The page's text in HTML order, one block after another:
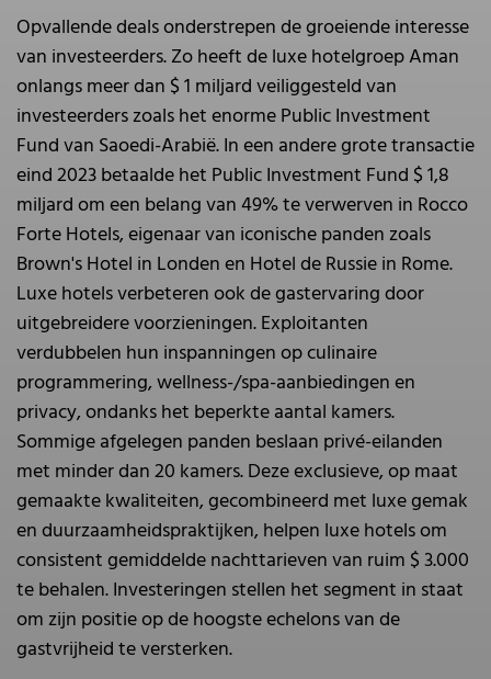
Opvallende deals onderstrepen de groeiende interesse
van investeerders. Zo heeft de luxe hotelgroep Aman
onlangs meer dan $ 1 miljard veiliggesteld van
investeerders zoals het enorme Public Investment
Fund van Saoedi-Arabië. In een andere grote transactie
eind 2023 betaalde het Public Investment Fund $ 1,8
miljard om een belang van 49% te verwerven in Rocco
Forte Hotels, eigenaar van iconische panden zoals
Brown's Hotel in Londen en Hotel de Russie in Rome.
Luxe hotels verbeteren ook de gastervaring door
uitgebreidere voorzieningen. Exploitanten
verdubbelen hun inspanningen op culinaire
programmering, wellness-/spa-aanbiedingen en
privacy, ondanks het beperkte aantal kamers.
Sommige afgelegen panden beslaan privé-eilanden
met minder dan 20 kamers. Deze exclusieve, op maat
gemaakte kwaliteiten, gecombineerd met luxe gemak
en duurzaamheidspraktijken, helpen luxe hotels om
consistent gemiddelde nachttarieven van ruim $ 3.000
te behalen. Investeringen stellen het segment in staat
om zijn positie op de hoogste echelons van de
gastvrijheid te versterken.